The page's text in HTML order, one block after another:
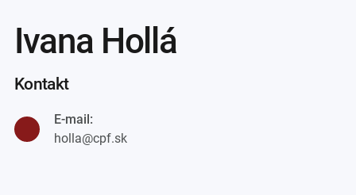
Ivana Hollá
Kontakt
E-mail:
holla@cpf.sk